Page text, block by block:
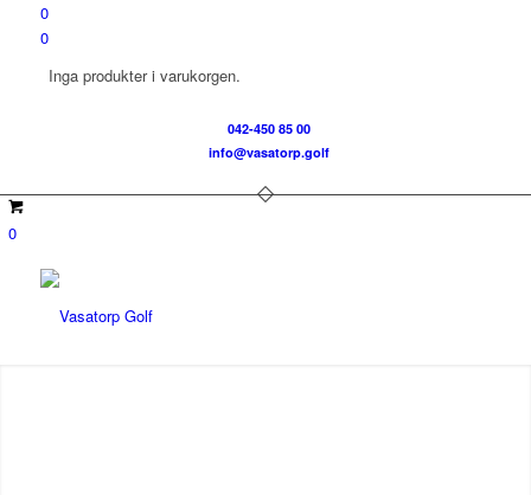
0
0
Inga produkter i varukorgen.
042-450 85 00
info@vasatorp.golf
0